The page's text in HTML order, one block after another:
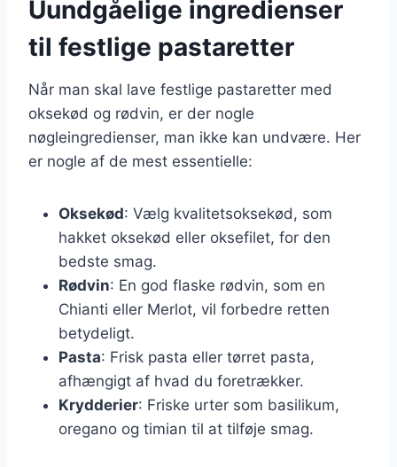
Uundgåelige ingredienser
til festlige pastaretter
Når man skal lave festlige pastaretter med
oksekød og rødvin, er der nogle
nøgleingredienser, man ikke kan undvære. Her
er nogle af de mest essentielle:
Oksekød: Vælg kvalitetsoksekød, som
hakket oksekød eller oksefilet, for den
bedste smag.
Rødvin: En god flaske rødvin, som en
Chianti eller Merlot, vil forbedre retten
betydeligt.
Pasta: Frisk pasta eller tørret pasta,
afhængigt af hvad du foretrækker.
Krydderier: Friske urter som basilikum,
oregano og timian til at tilføje smag.